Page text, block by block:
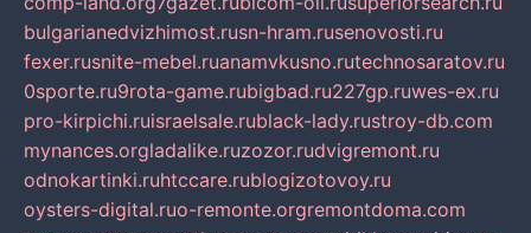
bulgarianedvizhimost.rusn-hram.rusenovosti.ru
fexer.rusnite-mebel.ruanamvkusno.rutechnosaratov.ru
0sporte.ru9rota-game.rubigbad.ru227gp.ruwes-ex.ru
pro-kirpichi.ruisraelsale.rublack-lady.rustroy-db.com
mynances.orgladalike.ruzozor.rudvigremont.ru
odnokartinki.ruhtccare.rublogizotovoy.ru
oysters-digital.ruo-remonte.orgremontdoma.com